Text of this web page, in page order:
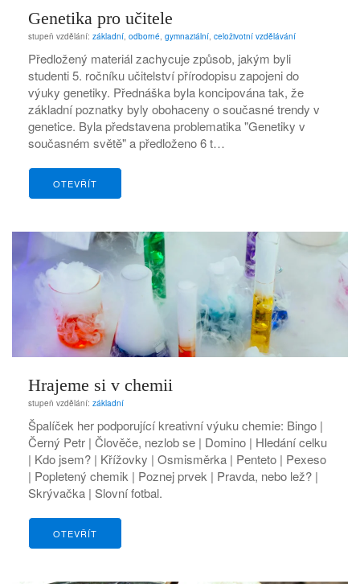
Genetika pro učitele
stupeň vzdělání: základní odborné gymnaziální celoživotní vzdělávání
Předložený materiál zachycuje způsob, jakým byli
studenti 5. ročníku učitelství přírodopisu zapojeni do
výuky genetiky. Přednáška byla koncipována tak, že
základní poznatky byly obohaceny o současné trendy v
genetice. Byla představena problematika "Genetiky v
současném světě" a předloženo 6 t…
OTEVŘÍT
Hrajeme si v chemii
stupeň vzdělání: základní
Špalíček her podporující kreativní výuku chemie: Bingo |
Černý Petr | Člověče, nezlob se | Domino | Hledání celku
| Kdo jsem? | Křížovky | Osmisměrka | Penteto | Pexeso
| Popletený chemik | Poznej prvek | Pravda, nebo lež? |
Skrývačka | Slovní fotbal.
OTEVŘÍT